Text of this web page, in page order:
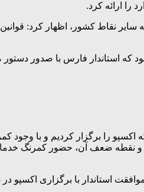
را ارائه کرد.
سایر نقاط کشور، اظهار کرد:
فارس با صدور دستور
۱۴۰۴ پس از ۲۳ سال، گفت: تنها استانی بودیم که
و شرکت‌های دانش‌بنیان بود و نقطه ضعف
استاندار با برگزاری اکسپو